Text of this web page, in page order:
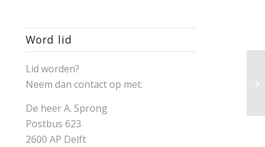
Word lid
Lid worden?
Neem dan contact op met:
De heer A. Sprong
Postbus 623
2600 AP Delft